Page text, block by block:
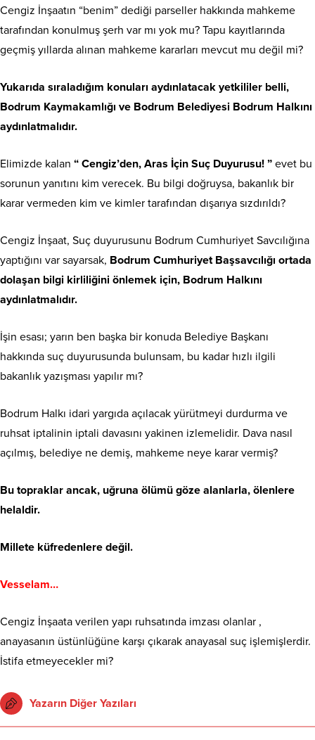
Cengiz İnşaatın “benim” dediği parseller hakkında mahkeme
tarafından konulmuş şerh var mı yok mu? Tapu kayıtlarında
geçmiş yıllarda alınan mahkeme kararları mevcut mu değil mi?
Yukarıda sıraladığım konuları aydınlatacak yetkililer belli,
Bodrum Kaymakamlığı ve Bodrum Belediyesi Bodrum Halkını
aydınlatmalıdır.
Elimizde kalan “ Cengiz’den, Aras İçin Suç Duyurusu! ” evet bu
sorunun yanıtını kim verecek. Bu bilgi doğruysa, bakanlık bir
karar vermeden kim ve kimler tarafından dışarıya sızdırıldı?
Cengiz İnşaat, Suç duyurusunu Bodrum Cumhuriyet Savcılığına
yaptığını var sayarsak, Bodrum Cumhuriyet Başsavcılığı ortada
dolaşan bilgi kirliliğini önlemek için, Bodrum Halkını
aydınlatmalıdır.
İşin esası; yarın ben başka bir konuda Belediye Başkanı
hakkında suç duyurusunda bulunsam, bu kadar hızlı ilgili
bakanlık yazışması yapılır mı?
Bodrum Halkı idari yargıda açılacak yürütmeyi durdurma ve
ruhsat iptalinin iptali davasını yakinen izlemelidir. Dava nasıl
açılmış, belediye ne demiş, mahkeme neye karar vermiş?
Bu topraklar ancak, uğruna ölümü göze alanlarla, ölenlere
helaldir.
Millete küfredenlere değil.
Vesselam…
Cengiz İnşaata verilen yapı ruhsatında imzası olanlar ,
anayasanın üstünlüğüne karşı çıkarak anayasal suç işlemişlerdir.
İstifa etmeyecekler mi?
Yazarın Diğer Yazıları